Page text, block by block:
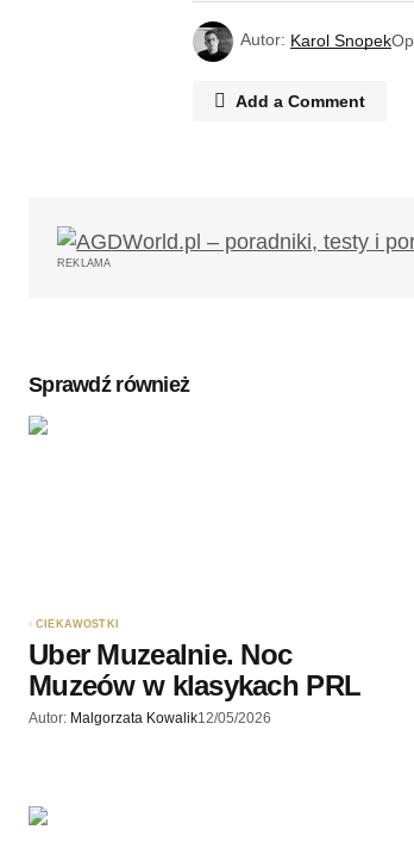
Autor: Karol Snopek
Add a Comment
REKLAMA
Sprawdź również
CIEKAWOSTKI
Uber Muzealnie. Noc
Muzeów w klasykach PRL
Autor: Malgorzata Kowalik12/05/2026